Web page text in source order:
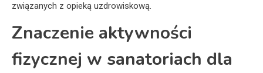
związanych z opieką uzdrowiskową.
Znaczenie aktywności
fizycznej w sanatoriach dla